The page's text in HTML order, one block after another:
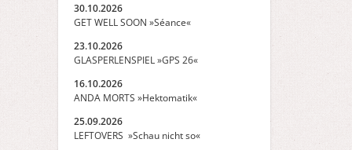
30.10.2026
GET WELL SOON »Séance«
23.10.2026
GLASPERLENSPIEL »GPS 26«
16.10.2026
ANDA MORTS »Hektomatik«
25.09.2026
LEFTOVERS »Schau nicht so«